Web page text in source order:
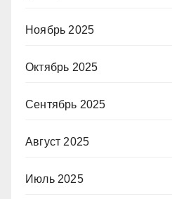
Ноябрь 2025
Октябрь 2025
Сентябрь 2025
Август 2025
Июль 2025